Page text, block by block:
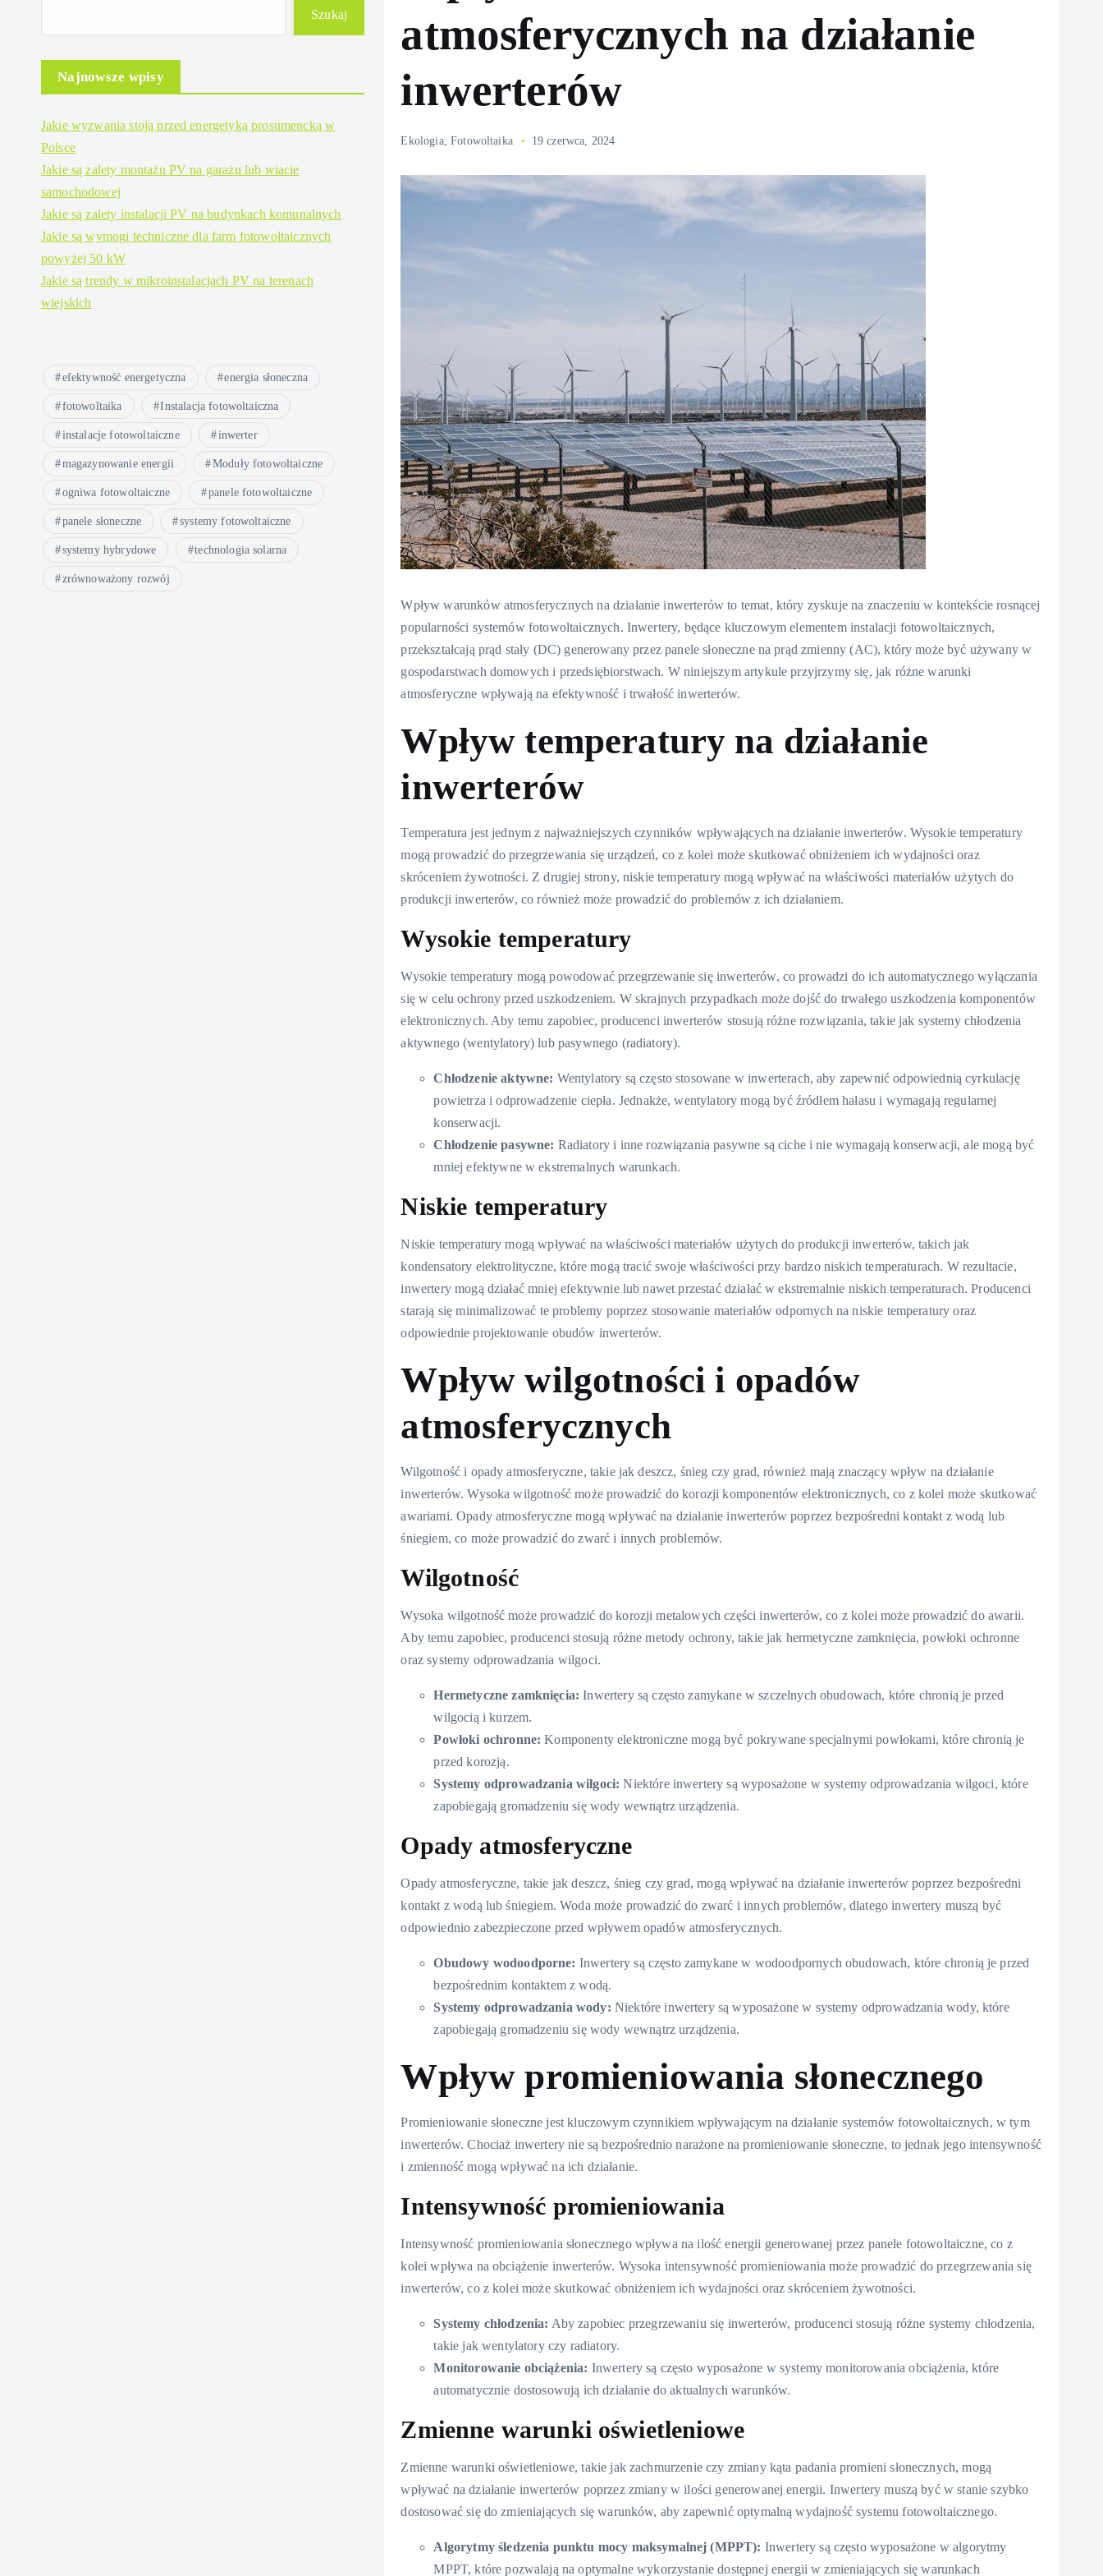
Szukaj
Najnowsze wpisy
Jakie wyzwania stoją przed energetyką prosumencką w
Polsce
Jakie są zalety montażu PV na garażu lub wiacie
samochodowej
Jakie są zalety instalacji PV na budynkach komunalnych
Jakie są wymogi techniczne dla farm fotowoltaicznych
powyżej 50 kW
Jakie są trendy w mikroinstalacjach PV na terenach
wiejskich
efektywność energetyczna energia słoneczna
fotowoltaika Instalacja fotowoltaiczna
instalacje fotowoltaiczne inwerter
magazynowanie energii Moduły fotowoltaiczne
ogniwa fotowoltaiczne panele fotowoltaiczne
panele słoneczne systemy fotowoltaiczne
systemy hybrydowe technologia solarna
zrównoważony rozwój
atmosferycznych na działanie
inwerterów
Ekologia,Fotowoltaika 19 czerwca, 2024
Wpływ warunków atmosferycznych na działanie inwerterów to temat, który zyskuje na znaczeniu w kontekście rosnącej
popularności systemów fotowoltaicznych. Inwertery, będące kluczowym elementem instalacji fotowoltaicznych,
przekształcają prąd stały (DC) generowany przez panele słoneczne na prąd zmienny (AC), który może być używany w
gospodarstwach domowych i przedsiębiorstwach. W niniejszym artykule przyjrzymy się, jak różne warunki
atmosferyczne wpływają na efektywność i trwałość inwerterów.
Wpływ temperatury na działanie
inwerterów
Temperatura jest jednym z najważniejszych czynników wpływających na działanie inwerterów. Wysokie temperatury
mogą prowadzić do przegrzewania się urządzeń, co z kolei może skutkować obniżeniem ich wydajności oraz
skróceniem żywotności. Z drugiej strony, niskie temperatury mogą wpływać na właściwości materiałów użytych do
produkcji inwerterów, co również może prowadzić do problemów z ich działaniem.
Wysokie temperatury
Wysokie temperatury mogą powodować przegrzewanie się inwerterów, co prowadzi do ich automatycznego wyłączania
się w celu ochrony przed uszkodzeniem. W skrajnych przypadkach może dojść do trwałego uszkodzenia komponentów
elektronicznych. Aby temu zapobiec, producenci inwerterów stosują różne rozwiązania, takie jak systemy chłodzenia
aktywnego (wentylatory) lub pasywnego (radiatory).
Chłodzenie aktywne: Wentylatory są często stosowane w inwerterach, aby zapewnić odpowiednią cyrkulację
powietrza i odprowadzenie ciepła. Jednakże, wentylatory mogą być źródłem hałasu i wymagają regularnej
konserwacji.
Chłodzenie pasywne: Radiatory i inne rozwiązania pasywne są ciche i nie wymagają konserwacji, ale mogą być
mniej efektywne w ekstremalnych warunkach.
Niskie temperatury
Niskie temperatury mogą wpływać na właściwości materiałów użytych do produkcji inwerterów, takich jak
kondensatory elektrolityczne, które mogą tracić swoje właściwości przy bardzo niskich temperaturach. W rezultacie,
inwertery mogą działać mniej efektywnie lub nawet przestać działać w ekstremalnie niskich temperaturach. Producenci
starają się minimalizować te problemy poprzez stosowanie materiałów odpornych na niskie temperatury oraz
odpowiednie projektowanie obudów inwerterów.
Wpływ wilgotności i opadów
atmosferycznych
Wilgotność i opady atmosferyczne, takie jak deszcz, śnieg czy grad, również mają znaczący wpływ na działanie
inwerterów. Wysoka wilgotność może prowadzić do korozji komponentów elektronicznych, co z kolei może skutkować
awariami. Opady atmosferyczne mogą wpływać na działanie inwerterów poprzez bezpośredni kontakt z wodą lub
śniegiem, co może prowadzić do zwarć i innych problemów.
Wilgotność
Wysoka wilgotność może prowadzić do korozji metalowych części inwerterów, co z kolei może prowadzić do awarii.
Aby temu zapobiec, producenci stosują różne metody ochrony, takie jak hermetyczne zamknięcia, powłoki ochronne
oraz systemy odprowadzania wilgoci.
Hermetyczne zamknięcia: Inwertery są często zamykane w szczelnych obudowach, które chronią je przed
wilgocią i kurzem.
Powłoki ochronne: Komponenty elektroniczne mogą być pokrywane specjalnymi powłokami, które chronią je
przed korozją.
Systemy odprowadzania wilgoci: Niektóre inwertery są wyposażone w systemy odprowadzania wilgoci, które
zapobiegają gromadzeniu się wody wewnątrz urządzenia.
Opady atmosferyczne
Opady atmosferyczne, takie jak deszcz, śnieg czy grad, mogą wpływać na działanie inwerterów poprzez bezpośredni
kontakt z wodą lub śniegiem. Woda może prowadzić do zwarć i innych problemów, dlatego inwertery muszą być
odpowiednio zabezpieczone przed wpływem opadów atmosferycznych.
Obudowy wodoodporne: Inwertery są często zamykane w wodoodpornych obudowach, które chronią je przed
bezpośrednim kontaktem z wodą.
Systemy odprowadzania wody: Niektóre inwertery są wyposażone w systemy odprowadzania wody, które
zapobiegają gromadzeniu się wody wewnątrz urządzenia.
Wpływ promieniowania słonecznego
Promieniowanie słoneczne jest kluczowym czynnikiem wpływającym na działanie systemów fotowoltaicznych, w tym
inwerterów. Chociaż inwertery nie są bezpośrednio narażone na promieniowanie słoneczne, to jednak jego intensywność
i zmienność mogą wpływać na ich działanie.
Intensywność promieniowania
Intensywność promieniowania słonecznego wpływa na ilość energii generowanej przez panele fotowoltaiczne, co z
kolei wpływa na obciążenie inwerterów. Wysoka intensywność promieniowania może prowadzić do przegrzewania się
inwerterów, co z kolei może skutkować obniżeniem ich wydajności oraz skróceniem żywotności.
Systemy chłodzenia: Aby zapobiec przegrzewaniu się inwerterów, producenci stosują różne systemy chłodzenia,
takie jak wentylatory czy radiatory.
Monitorowanie obciążenia: Inwertery są często wyposażone w systemy monitorowania obciążenia, które
automatycznie dostosowują ich działanie do aktualnych warunków.
Zmienne warunki oświetleniowe
Zmienne warunki oświetleniowe, takie jak zachmurzenie czy zmiany kąta padania promieni słonecznych, mogą
wpływać na działanie inwerterów poprzez zmiany w ilości generowanej energii. Inwertery muszą być w stanie szybko
dostosować się do zmieniających się warunków, aby zapewnić optymalną wydajność systemu fotowoltaicznego.
Algorytmy śledzenia punktu mocy maksymalnej (MPPT): Inwertery są często wyposażone w algorytmy
MPPT, które pozwalają na optymalne wykorzystanie dostępnej energii w zmieniających się warunkach